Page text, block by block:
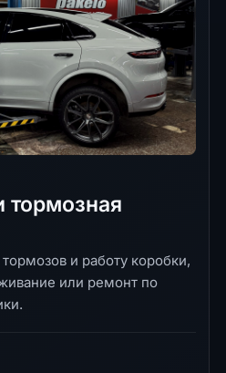
тормозная
и работу коробки,
или ремонт по